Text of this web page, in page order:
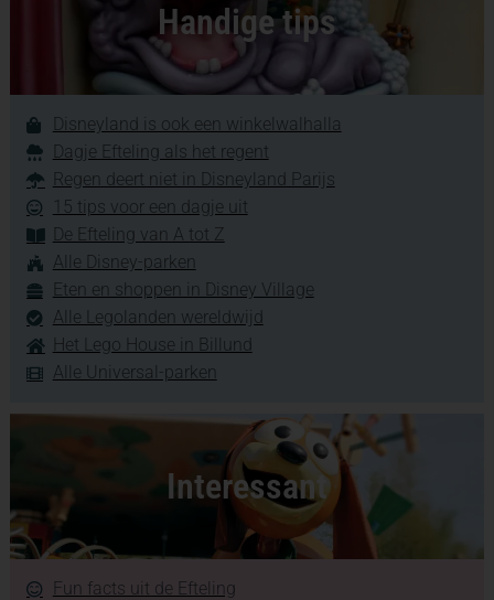
Handige tips
Disneyland is ook een winkelwalhalla
Dagje Efteling als het regent
Regen deert niet in Disneyland Parijs
15 tips voor een dagje uit
De Efteling van A tot Z
Alle Disney-parken
Eten en shoppen in Disney Village
Alle Legolanden wereldwijd
Het Lego House in Billund
Alle Universal-parken
Interessant
Fun facts uit de Efteling